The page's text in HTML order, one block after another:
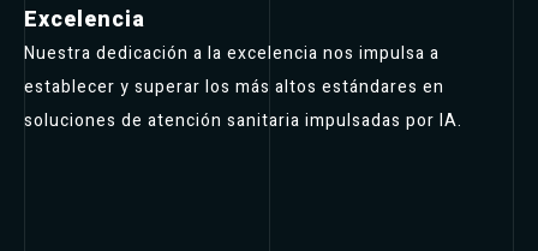
Excelencia
Nuestra dedicación a la excelencia nos impulsa a
establecer y superar los más altos estándares en
soluciones de atención sanitaria impulsadas por IA.